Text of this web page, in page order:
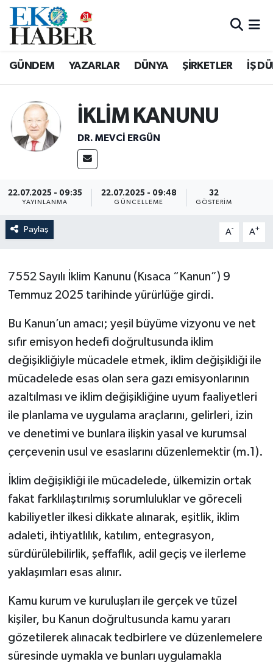
GÜNDEM YAZARLAR DÜNYA ŞİRKETLER İŞ
İKLİM KANUNU
DR. MEVCI ERGÜN
22.07.2025 - 09:35
YAYINLANMA
22.07.2025 - 09:48
GÜNCELLEME
32
GÖSTERIM
Paylaş A- A+
7552 Sayılı İklim Kanunu (Kısaca “Kanun”) 9
Temmuz 2025 tarihinde yürürlüğe girdi.
Bu Kanun’un amacı; yeşil büyüme vizyonu ve net
sıfır emisyon hedefi doğrultusunda iklim
değişikliğiyle mücadele etmek, iklim değişikliği ile
mücadelede esas olan sera gazı emisyonlarının
azaltılması ve iklim değişikliğine uyum faaliyetleri
ile planlama ve uygulama araçlarını, gelirleri, izin
ve denetimi ve bunlara ilişkin yasal ve kurumsal
çerçevenin usul ve esaslarını düzenlemektir (m.1).
İklim değişikliği ile mücadelede, ülkemizin ortak
fakat farklılaştırılmış sorumluluklar ve göreceli
kabiliyetler ilkesi dikkate alınarak, eşitlik, iklim
adaleti, ihtiyatlılık, katılım, entegrasyon,
sürdürülebilirlik, şeffaflık, adil geçiş ve ilerleme
yaklaşımları esas alınır.
Kamu kurum ve kuruluşları ile gerçek ve tüzel
kişiler, bu Kanun doğrultusunda kamu yararı
gözetilerek alınacak tedbirlere ve düzenlemelere
süresinde uymakla ve bunları uygulamakla
Hava Durumu
Süper Lig Puan Durumu ve Fikstür
Tüm Manşetler
Son Dakika Haberleri
Haber Arşivi